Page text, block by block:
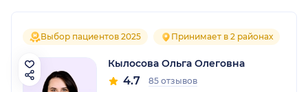
Выбор пациентов 2025 Принимает в 2 районах
Кылосова Ольга Олеговна
4.7
85 отзывов